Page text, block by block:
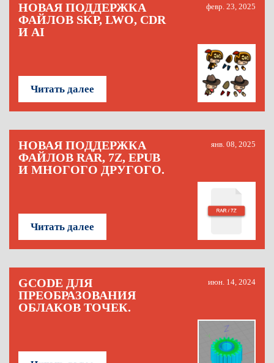
НОВАЯ ПОДДЕРЖКА
ФАЙЛОВ SKP, LWO, CDR
И AI
февр. 23, 2025
Читать далее
НОВАЯ ПОДДЕРЖКА
ФАЙЛОВ RAR, 7Z, EPUB
И МНОГОГО ДРУГОГО.
янв. 08, 2025
Читать далее
GCODE ДЛЯ
ПРЕОБРАЗОВАНИЯ
ОБЛАКОВ ТОЧЕК.
июн. 14, 2024